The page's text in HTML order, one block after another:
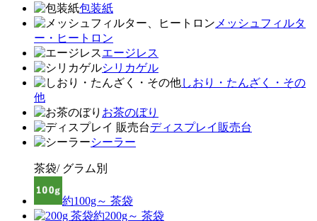
包装紙
メッシュフィルタ
ー・ヒートロン
エージレス
シリカゲル
しおり・たんざく・その
他
お茶のぼり
ディスプレイ販売台
シーラー
茶袋/ グラム別
約100g～ 茶袋
約200g～ 茶袋